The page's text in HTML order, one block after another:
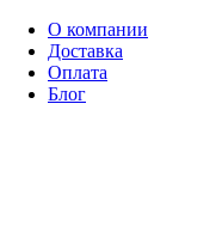
О компании
Доставка
Оплата
Блог